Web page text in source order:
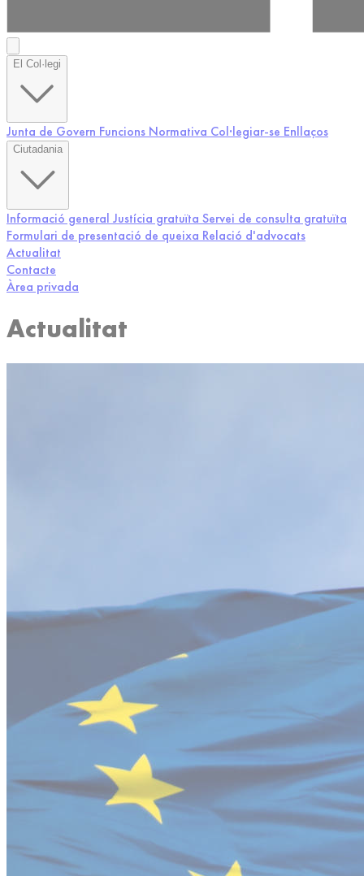
El Col·legi
Junta de Govern Funcions Normativa Col·legiar-se Enllaços
Ciutadania
Informació general Justícia gratuïta Servei de consulta gratuïta
Formulari de presentació de queixa Relació d'advocats
Actualitat
Contacte
Àrea privada
Actualitat